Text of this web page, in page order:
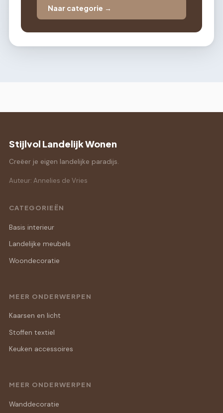
Naar categorie →
Stijlvol Landelijk Wonen
Creëer je eigen landelijke paradijs.
Auteur: Annelies de Vries
CATEGORIEËN
Basis interieur
Landelijke meubels
Woondecoratie
MEER ONDERWERPEN
Kaarsen en licht
Stoffen textiel
Keuken accessoires
MEER ONDERWERPEN
Wanddecoratie